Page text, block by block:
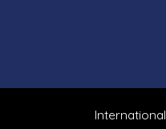
International